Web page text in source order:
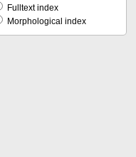
Fulltext index
Morphological index